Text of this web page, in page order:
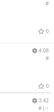
#
0
4.08
#
0
3.42
#| ↑